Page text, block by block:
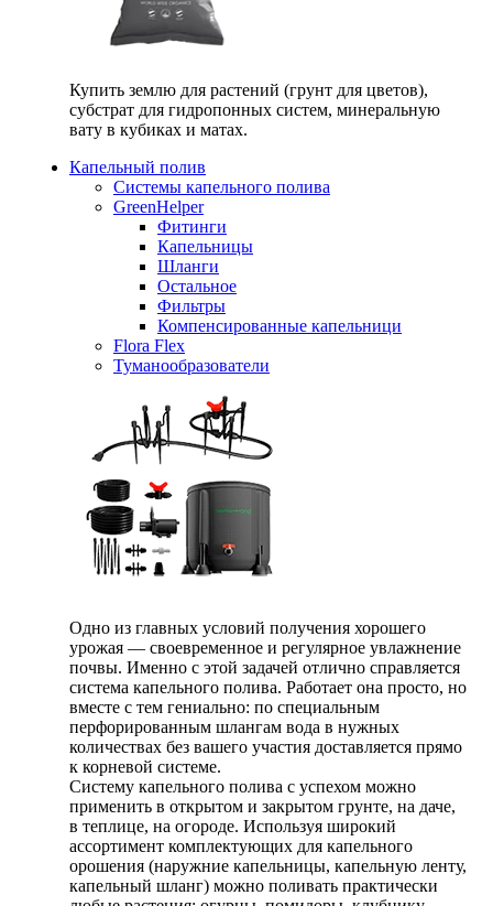
Купить землю для растений (грунт для цветов),
субстрат для гидропонных систем, минеральную
вату в кубиках и матах.
Капельный полив
Системы капельного полива
GreenHelper
Фитинги
Капельницы
Шланги
Остальное
Фильтры
Компенсированные капельници
Flora Flex
Туманообразователи
Одно из главных условий получения хорошего
урожая — своевременное и регулярное увлажнение
почвы. Именно с этой задачей отлично справляется
система капельного полива. Работает она просто, но
вместе с тем гениально: по специальным
перфорированным шлангам вода в нужных
количествах без вашего участия доставляется прямо
к корневой системе.
Систему капельного полива с успехом можно
применить в открытом и закрытом грунте, на даче,
в теплице, на огороде. Используя широкий
ассортимент комплектующих для капельного
орошения (наружние капельницы, капельную ленту,
капельный шланг) можно поливать практически